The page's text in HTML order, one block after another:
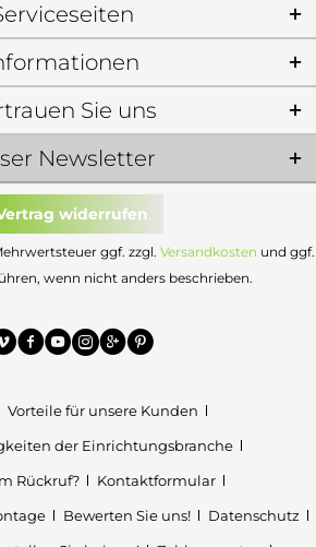
Newsletter
Sie uns
widerrufen
ggf. zzgl. Versandkosten und ggf.
wenn nicht anders beschrieben.
Vorteile für unsere Kunden
der Einrichtungsbranche
Rückruf?
Kontaktformular
Bewerten Sie uns!
Datenschutz